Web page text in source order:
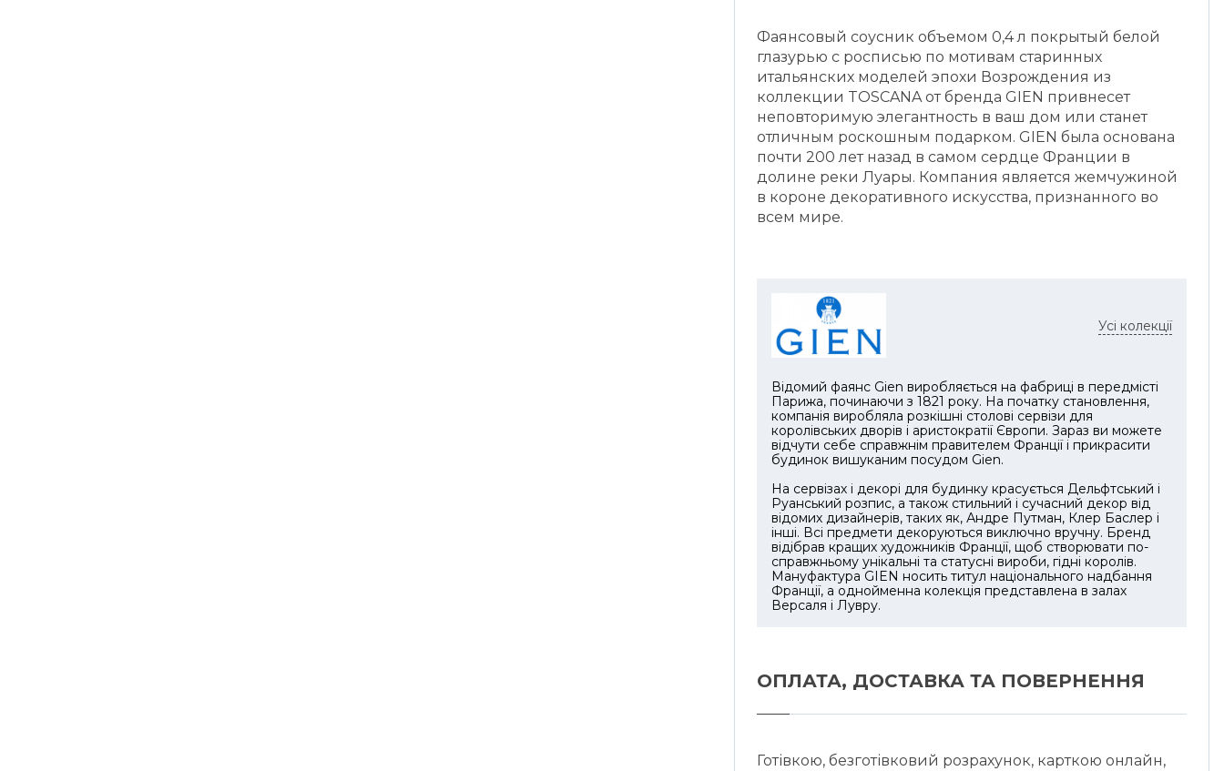
Фаянсовый соусник объемом 0,4 л покрытый белой
глазурью с росписью по мотивам старинных
итальянских моделей эпохи Возрождения из
коллекции TOSCANA от бренда GIEN привнесет
неповторимую элегантность в ваш дом или станет
отличным роскошным подарком. GIEN была основана
почти 200 лет назад в самом сердце Франции в
долине реки Луары. Компания является жемчужиной
в короне декоративного искусства, признанного во
всем мире.
Усі колекції
Відомий фаянс Gien виробляється на фабриці в передмісті
Парижа, починаючи з 1821 року. На початку становлення,
компанія виробляла розкішні столові сервізи для
королівських дворів і аристократії Європи. Зараз ви можете
відчути себе справжнім правителем Франції і прикрасити
будинок вишуканим посудом Gien.
На сервізах і декорі для будинку красується Дельфтський і
Руанський розпис, а також стильний і сучасний декор від
відомих дизайнерів, таких як, Андре Путман, Клер Баслер і
інші. Всі предмети декоруються виключно вручну. Бренд
відібрав кращих художників Франції, щоб створювати по-
справжньому унікальні та статусні вироби, гідні королів.
Мануфактура GIEN носить титул національного надбання
Франції, а однойменна колекція представлена ​​в залах
Версаля і Лувру.
ОПЛАТА, ДОСТАВКА ТА ПОВЕРНЕННЯ
Готівкою, безготівковий розрахунок, карткою онлайн,